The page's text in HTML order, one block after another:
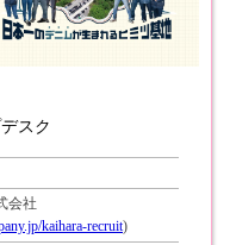
スク
会社
kaihara-recruit)